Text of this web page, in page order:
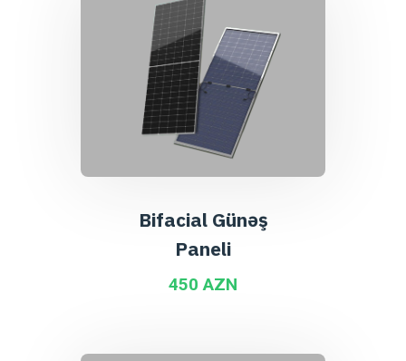
Bifacial Günəş
Paneli
450 AZN